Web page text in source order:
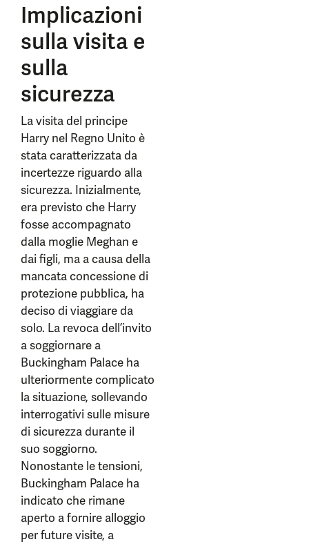
Implicazioni
sulla visita e
sulla
sicurezza
La visita del principe
Harry nel Regno Unito è
stata caratterizzata da
incertezze riguardo alla
sicurezza. Inizialmente,
era previsto che Harry
fosse accompagnato
dalla moglie Meghan e
dai figli, ma a causa della
mancata concessione di
protezione pubblica, ha
deciso di viaggiare da
solo. La revoca dell’invito
a soggiornare a
Buckingham Palace ha
ulteriormente complicato
la situazione, sollevando
interrogativi sulle misure
di sicurezza durante il
suo soggiorno.
Nonostante le tensioni,
Buckingham Palace ha
indicato che rimane
aperto a fornire alloggio
per future visite, a